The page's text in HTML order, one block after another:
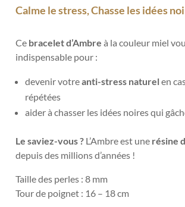
Calme le stress, Chasse les idées
Ce bracelet d’Ambreà la couleur miel
indispensable pour :
devenir votreanti-stress naturelen
répétées
aider à chasser les idées noires qui
Le saviez-vous ? L’Ambre est une résine
depuis des millions d’années !
Taille des perles : 8 mm
Tour de poignet : 16 – 18 cm